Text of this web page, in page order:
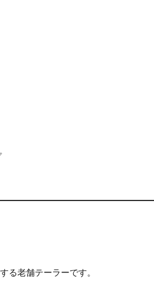
る老舗テーラーです。